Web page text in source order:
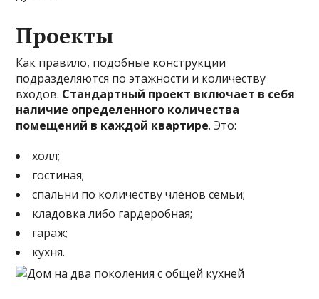
Проекты
Как правило, подобные конструкции
подразделяются по этажности и количеству
входов. Стандартный проект включает в себя
наличие определенного количества
помещений в каждой квартире. Это:
холл;
гостиная;
спальни по количеству членов семьи;
кладовка либо гардеробная;
гараж;
кухня.